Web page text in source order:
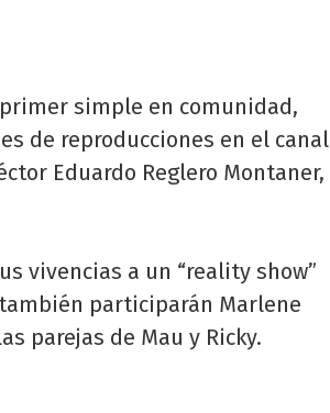
simple en comunidad,
de reproducciones en el canal
Eduardo Reglero Montaner,
vivencias a un “reality show”
participarán Marlene
parejas de Mau y Ricky.